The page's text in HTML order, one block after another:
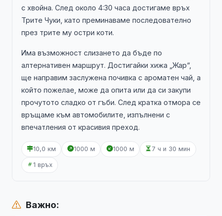
с хвойна. След около 4:30 часа достигаме връх
Трите Чуки, като преминаваме последователно
през трите му остри коти.
Има възможност слизането да бъде по
алтернативен маршрут. Достигайки хижа „Жар“,
ще направим заслужена почивка с ароматен чай, а
който пожелае, може да опита или да си закупи
прочутото сладко от гъби. След кратка отмора се
връщаме към автомобилите, изпълнени с
впечатления от красивия преход.
10,0 км 1000 м 1000 м 7 ч и 30 мин
1 връх
Важно: